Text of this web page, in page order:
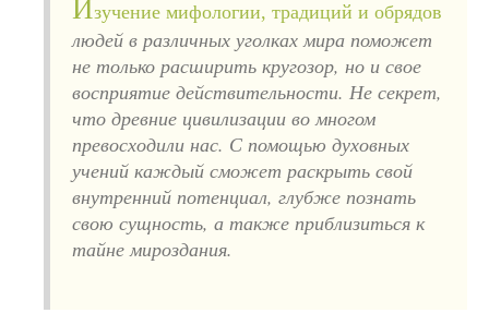
Изучение мифологии, традиций и обрядов
людей в различных уголках мира поможет
не только расширить кругозор, но и свое
восприятие действительности. Не секрет,
что древние цивилизации во многом
превосходили нас. С помощью духовных
учений каждый сможет раскрыть свой
внутренний потенциал, глубже познать
свою сущность, а также приблизиться к
тайне мироздания.